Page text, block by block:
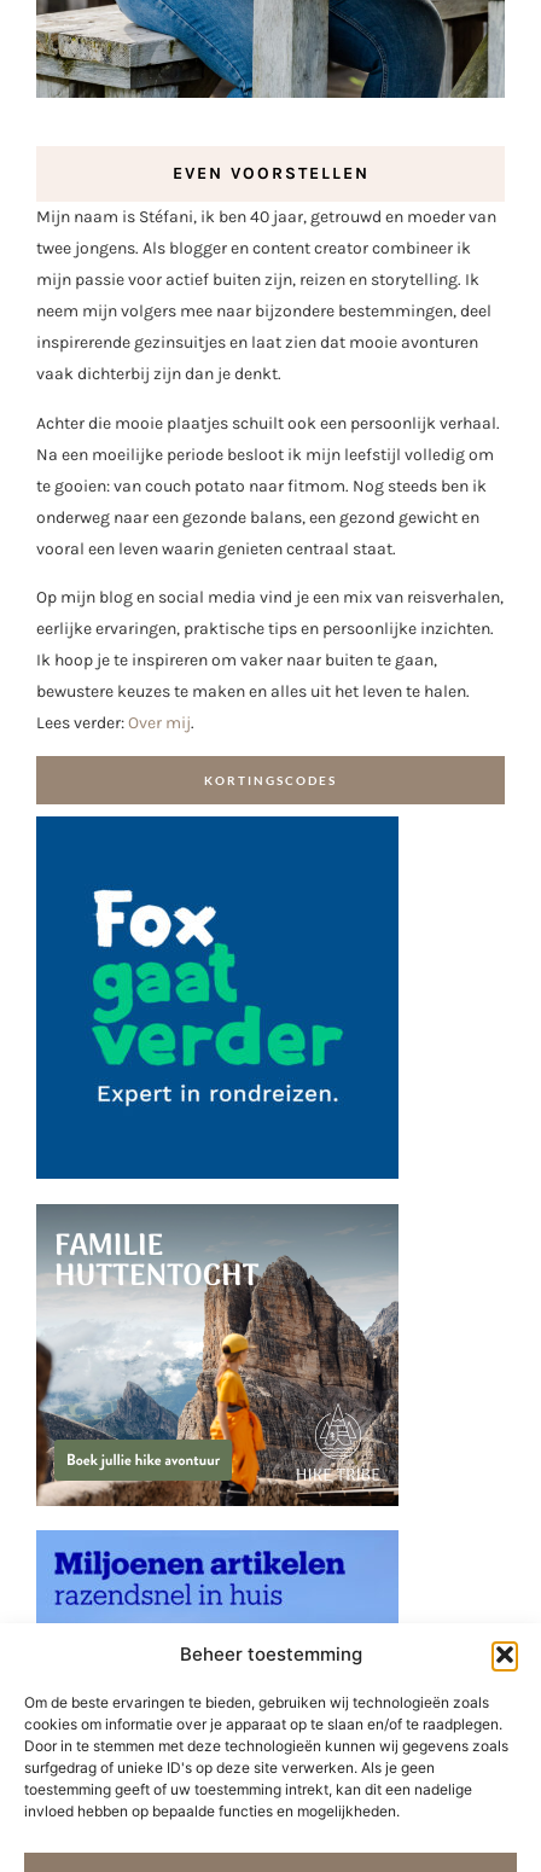
Beheer toestemming
Om de beste ervaringen te bieden, gebruiken wij technologieën zoals
cookies om informatie over je apparaat op te slaan en/of te raadplegen.
Door in te stemmen met deze technologieën kunnen wij gegevens zoals
surfgedrag of unieke ID's op deze site verwerken. Als je geen
toestemming geeft of uw toestemming intrekt, kan dit een nadelige
invloed hebben op bepaalde functies en mogelijkheden.
EVEN VOORSTELLEN
Mijn naam is Stéfani, ik ben 40 jaar, getrouwd en moeder van
twee jongens. Als blogger en content creator combineer ik
mijn passie voor actief buiten zijn, reizen en storytelling. Ik
neem mijn volgers mee naar bijzondere bestemmingen, deel
inspirerende gezinsuitjes en laat zien dat mooie avonturen
vaak dichterbij zijn dan je denkt.
Achter die mooie plaatjes schuilt ook een persoonlijk verhaal.
Na een moeilijke periode besloot ik mijn leefstijl volledig om
te gooien: van couch potato naar fitmom. Nog steeds ben ik
onderweg naar een gezonde balans, een gezond gewicht en
vooral een leven waarin genieten centraal staat.
Op mijn blog en social media vind je een mix van reisverhalen,
eerlijke ervaringen, praktische tips en persoonlijke inzichten.
Ik hoop je te inspireren om vaker naar buiten te gaan,
bewustere keuzes te maken en alles uit het leven te halen.
Lees verder:Over mij.
KORTINGSCODES